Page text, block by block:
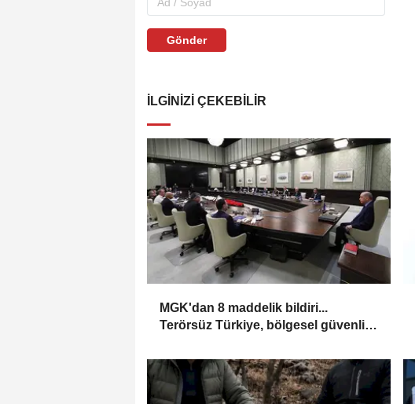
Gönder
İLGINIZI ÇEKEBILIR
MGK'dan 8 maddelik bildiri...
Terörsüz Türkiye, bölgesel güvenlik